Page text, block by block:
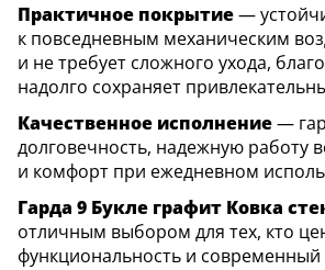
Практичное покрытие—
к повседневным механическим
и не требует сложного ухода,
надолго сохраняет
Качественное исполнение—
долговечность, надежную работу
и комфорт при ежедневном
Гарда 9 Букле графит Ковка
отличным выбором для тех, кто
функциональность и